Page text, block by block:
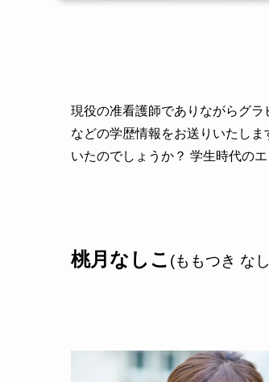
現役の准看護師でありながらグ
などの学歴情報をお送りいたし
いたのでしょうか？ 学生時代の
桃月なしこ (ももつき な